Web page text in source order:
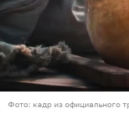
Фото: кадр из официального